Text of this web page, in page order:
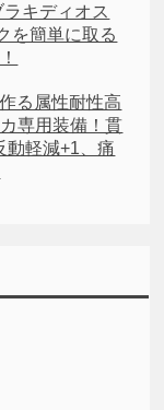
ラキディオス
を簡単に取る
る属性耐性高
専用装備！貫
動軽減+1、痛